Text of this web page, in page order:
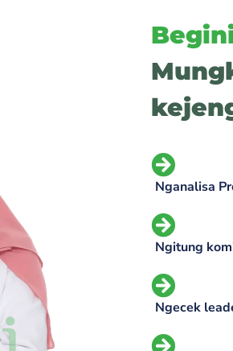
Nganalisa
Ngitung
Ngecek